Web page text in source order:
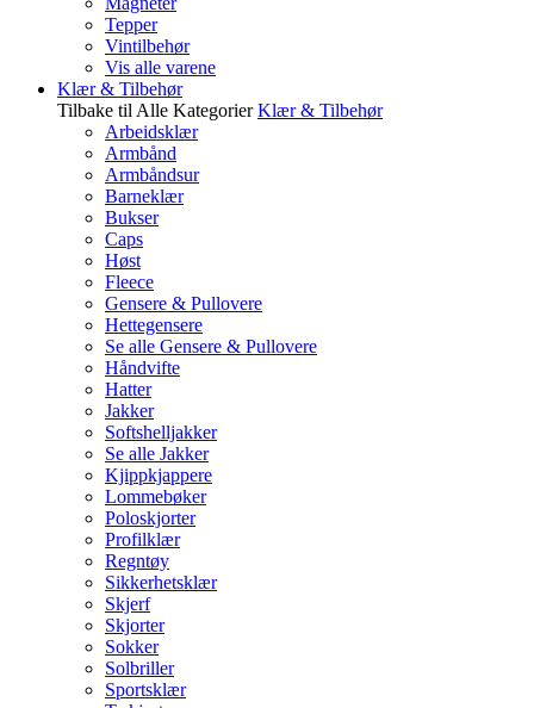
Tepper
Vintilbehør
Vis alle varene
Klær & Tilbehør
Tilbake til Alle Kategorier Klær & Tilbehør
Arbeidsklær
Armbånd
Armbåndsur
Barneklær
Bukser
Caps
Høst
Fleece
Gensere & Pullovere
Hettegensere
Se alle Gensere & Pullovere
Håndvifte
Hatter
Jakker
Softshelljakker
Se alle Jakker
Kjippkjappere
Lommebøker
Poloskjorter
Profilklær
Regntøy
Sikkerhetsklær
Skjerf
Skjorter
Sokker
Solbriller
Sportsklær